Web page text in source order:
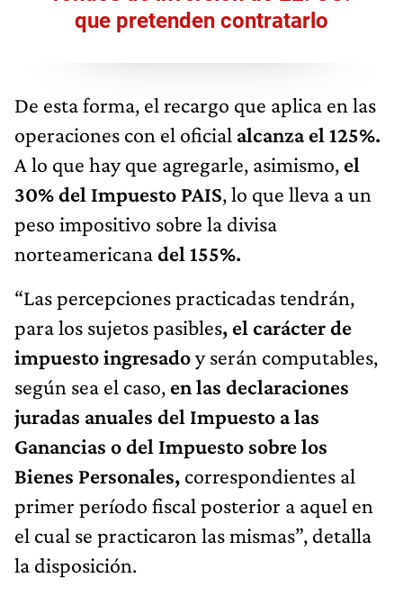
que pretenden contratarlo
De esta forma, el recargo que aplica en las
operaciones con el oficial alcanza el 125%.
A lo que hay que agregarle, asimismo, el
30% del Impuesto PAIS, lo que lleva a un
peso impositivo sobre la divisa
norteamericanadel 155%.
“Las percepciones practicadas tendrán,
para los sujetos pasibles, el carácter de
impuesto ingresadoy serán computables,
según sea el caso, en las declaraciones
juradas anuales del Impuesto a las
Ganancias o del Impuesto sobre los
Bienes Personales, correspondientes al
primer período fiscal posterior a aquel en
el cual se practicaron las mismas”, detalla
la disposición.